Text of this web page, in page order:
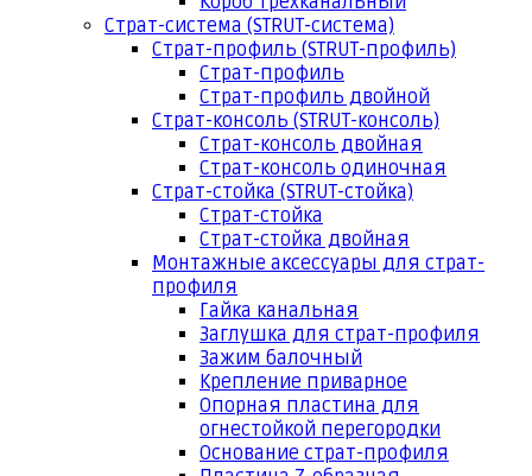
Страт-система (STRUT-система)
Страт-профиль (STRUT-профиль)
Страт-профиль
Страт-профиль двойной
Страт-консоль (STRUT-консоль)
Страт-консоль двойная
Страт-консоль одиночная
Страт-стойка (STRUT-стойка)
Страт-стойка
Страт-стойка двойная
Монтажные аксессуары для страт-
профиля
Гайка канальная
Заглушка для страт-профиля
Зажим балочный
Крепление приварное
Опорная пластина для
огнестойкой перегородки
Основание страт-профиля